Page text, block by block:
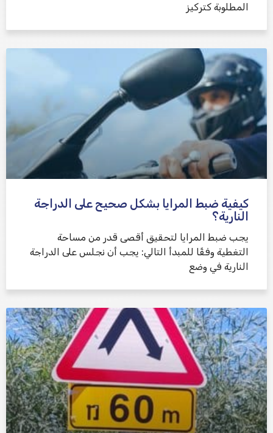
المطلوبة كتركيز
كيفية ضبط المرايا بشكل صحيح على الدراجة
النارية؟
يجب ضبط المرايا لتحقيق أقصى قدر من مساحة
التغطية وفقًا للمبدأ التالي: يجب أن نجلس على الدراجة
النارية في وضع